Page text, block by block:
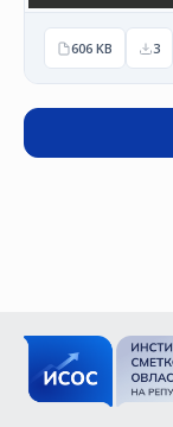
606 KB 3